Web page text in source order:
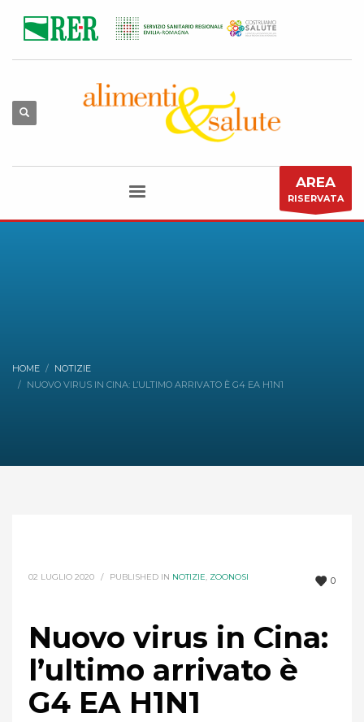
AREA
RISERVATA
HOME
NOTIZIE
NUOVO VIRUS IN CINA: L’ULTIMO ARRIVATO È G4 EA H1N1
0
02 LUGLIO 2020 / PUBLISHED IN NOTIZIE, ZOONOSI
Nuovo virus in Cina:
l’ultimo arrivato è
G4 EA H1N1